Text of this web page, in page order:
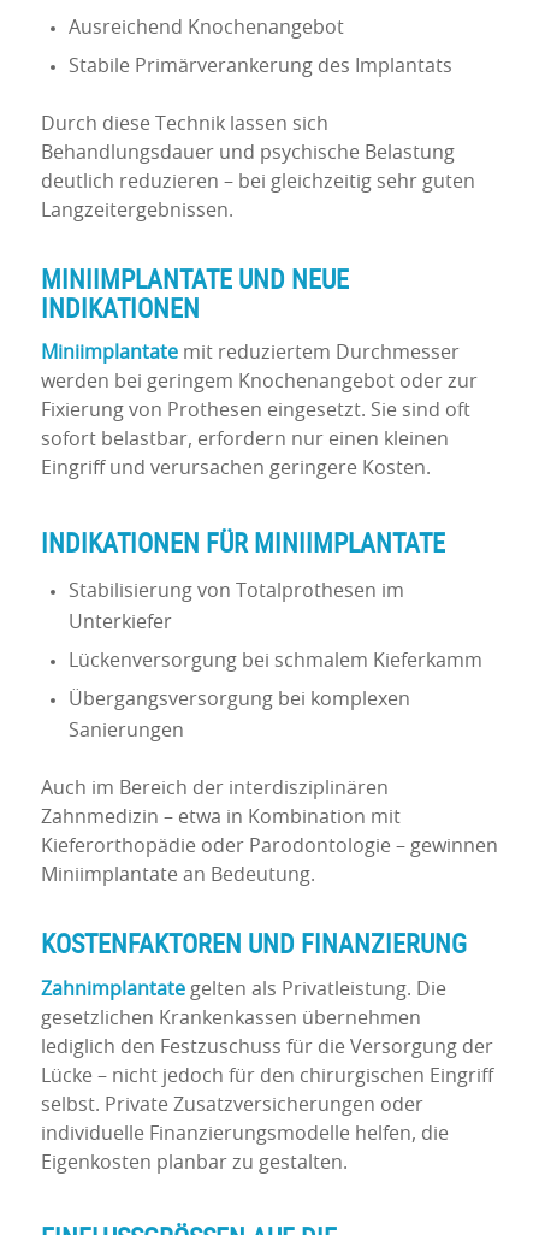
Ausreichend Knochenangebot
Stabile Primärverankerung des Implantats
Durch diese Technik lassen sich
Behandlungsdauer und psychische Belastung
deutlich reduzieren – bei gleichzeitig sehr guten
Langzeitergebnissen.
MINIIMPLANTATE UND NEUE
INDIKATIONEN
Miniimplantatemit reduziertem Durchmesser
werden bei geringem Knochenangebot oder zur
Fixierung von Prothesen eingesetzt. Sie sind oft
sofort belastbar, erfordern nur einen kleinen
Eingriff und verursachen geringere Kosten.
INDIKATIONEN FÜR MINIIMPLANTATE
Stabilisierung von Totalprothesen im
Unterkiefer
Lückenversorgung bei schmalem Kieferkamm
Übergangsversorgung bei komplexen
Sanierungen
Auch im Bereich der interdisziplinären
Zahnmedizin – etwa in Kombination mit
Kieferorthopädie oder Parodontologie – gewinnen
Miniimplantate an Bedeutung.
KOSTENFAKTOREN UND FINANZIERUNG
Zahnimplantate gelten als Privatleistung. Die
gesetzlichen Krankenkassen übernehmen
lediglich den Festzuschuss für die Versorgung der
Lücke – nicht jedoch für den chirurgischen Eingriff
selbst. Private Zusatzversicherungen oder
individuelle Finanzierungsmodelle helfen, die
Eigenkosten planbar zu gestalten.